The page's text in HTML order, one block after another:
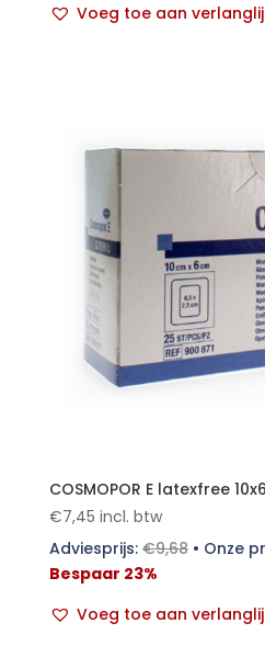
Voeg toe aan
COSMOPOR E latexfree
€7,45 incl. btw
Adviesprijs:€9,68• Onze
Bespaar 23%
Voeg toe aan